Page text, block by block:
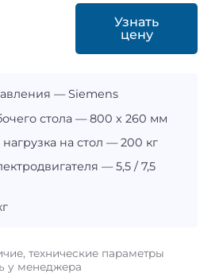
Узнать
цену
— Siemens
стола — 800 х 260 мм
на стол — 200 кг
— 5,5 / 7,5
технические параметры
у менеджера